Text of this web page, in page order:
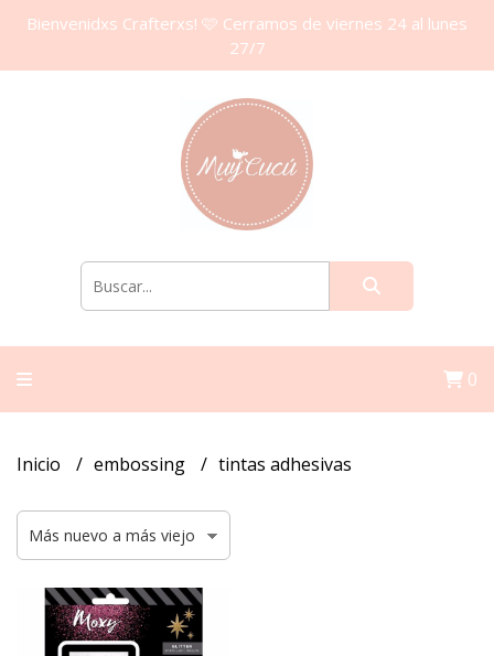
Bienvenidxs Crafterxs! 🩷 Cerramos de viernes 24 al lunes
27/7
0
Inicio embossing tintas adhesivas